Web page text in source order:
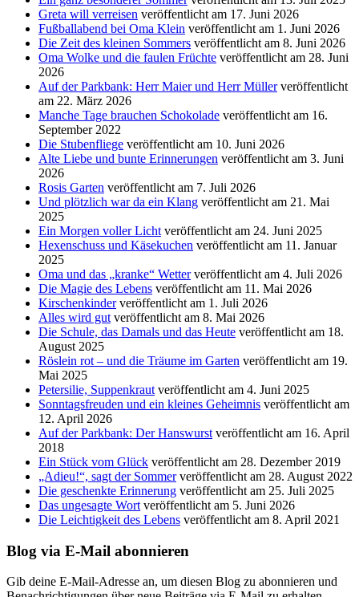
Greta will verreisen veröffentlicht am 17. Juni 2026
Fußballabend bei Oma Klein veröffentlicht am 1. Juni 2026
Die Zeit des kleinen Sommers veröffentlicht am 8. Juni 2026
Oma Wolke und die faulen Früchte veröffentlicht am 28. Juni
2026
Auf der Parkbank: Herr Maier und Herr Müller veröffentlicht
am 22. März 2026
Manche Tage brauchen Schokolade veröffentlicht am 16.
September 2022
Die Stubenfliege veröffentlicht am 10. Juni 2026
Alte Liebe und bunte Erinnerungen veröffentlicht am 3. Juni
2026
Rosis Garten veröffentlicht am 7. Juli 2026
Und plötzlich war da ein Klang veröffentlicht am 21. Mai
2025
Ein Morgen voller Licht veröffentlicht am 24. Juni 2025
Hexenschuss und Käsekuchen veröffentlicht am 11. Januar
2025
Oma und das „kranke“ Wetter veröffentlicht am 4. Juli 2026
Die Magie des Lebens veröffentlicht am 11. Mai 2026
Kirschenkinder veröffentlicht am 1. Juli 2026
Alles wird gut veröffentlicht am 8. Mai 2026
Die Schule, das Damals und das Heute veröffentlicht am 18.
August 2025
Röslein rot – und die Träume im Garten veröffentlicht am 19.
Mai 2025
Petersilie, Suppenkraut veröffentlicht am 4. Juni 2025
Sonntagsfreuden und ein kleines Geheimnis veröffentlicht am
12. April 2026
Auf der Parkbank: Der Hanswurst veröffentlicht am 16. April
2018
Ein Stück vom Glück veröffentlicht am 28. Dezember 2019
„Adieu!“, sagt der Sommer veröffentlicht am 28. August 2022
Die geschenkte Erinnerung veröffentlicht am 25. Juli 2025
Das ungesagte Wort veröffentlicht am 5. Juni 2026
Die Leichtigkeit des Lebens veröffentlicht am 8. April 2021
Blog via E-Mail abonnieren
Gib deine E-Mail-Adresse an, um diesen Blog zu abonnieren und